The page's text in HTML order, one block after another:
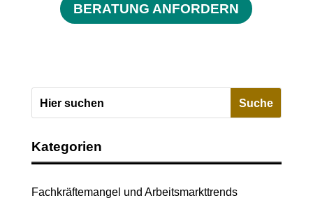
BERATUNG ANFORDERN
Kategorien
Fachkräftemangel und Arbeitsmarkttrends